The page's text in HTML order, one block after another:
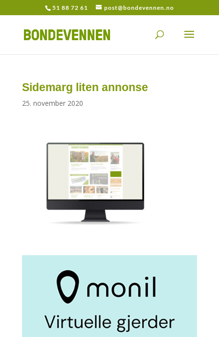
51 88 72 61 post@bondevennen.no
Sidemarg liten annonse
25. november 2020